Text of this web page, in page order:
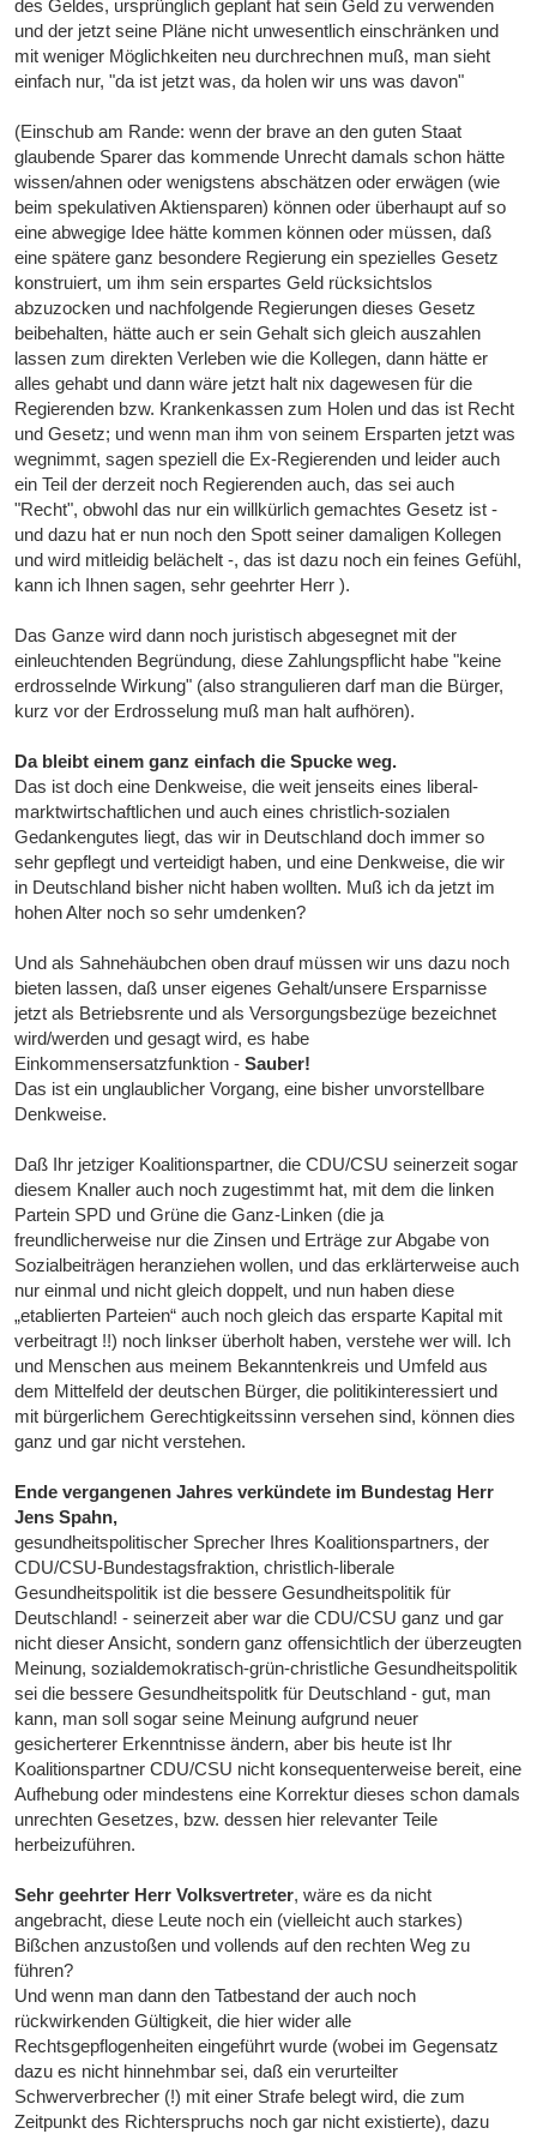
des Geldes, ursprünglich geplant hat sein Geld zu verwenden
und der jetzt seine Pläne nicht unwesentlich einschränken und
mit weniger Möglichkeiten neu durchrechnen muß, man sieht
einfach nur, "da ist jetzt was, da holen wir uns was davon"
(Einschub am Rande: wenn der brave an den guten Staat
glaubende Sparer das kommende Unrecht damals schon hätte
wissen/ahnen oder wenigstens abschätzen oder erwägen (wie
beim spekulativen Aktiensparen) können oder überhaupt auf so
eine abwegige Idee hätte kommen können oder müssen, daß
eine spätere ganz besondere Regierung ein spezielles Gesetz
konstruiert, um ihm sein erspartes Geld rücksichtslos
abzuzocken und nachfolgende Regierungen dieses Gesetz
beibehalten, hätte auch er sein Gehalt sich gleich auszahlen
lassen zum direkten Verleben wie die Kollegen, dann hätte er
alles gehabt und dann wäre jetzt halt nix dagewesen für die
Regierenden bzw. Krankenkassen zum Holen und das ist Recht
und Gesetz; und wenn man ihm von seinem Ersparten jetzt was
wegnimmt, sagen speziell die Ex-Regierenden und leider auch
ein Teil der derzeit noch Regierenden auch, das sei auch
"Recht", obwohl das nur ein willkürlich gemachtes Gesetz ist -
und dazu hat er nun noch den Spott seiner damaligen Kollegen
und wird mitleidig belächelt -, das ist dazu noch ein feines Gefühl,
kann ich Ihnen sagen, sehr geehrter Herr ).
Das Ganze wird dann noch juristisch abgesegnet mit der
einleuchtenden Begründung, diese Zahlungspflicht habe "keine
erdrosselnde Wirkung" (also strangulieren darf man die Bürger,
kurz vor der Erdrosselung muß man halt aufhören).
Da bleibt einem ganz einfach die Spucke weg.
Das ist doch eine Denkweise, die weit jenseits eines liberal-
marktwirtschaftlichen und auch eines christlich-sozialen
Gedankengutes liegt, das wir in Deutschland doch immer so
sehr gepflegt und verteidigt haben, und eine Denkweise, die wir
in Deutschland bisher nicht haben wollten. Muß ich da jetzt im
hohen Alter noch so sehr umdenken?
Und als Sahnehäubchen oben drauf müssen wir uns dazu noch
bieten lassen, daß unser eigenes Gehalt/unsere Ersparnisse
jetzt als Betriebsrente und als Versorgungsbezüge bezeichnet
wird/werden und gesagt wird, es habe
Einkommensersatzfunktion -Sauber!
Das ist ein unglaublicher Vorgang, eine bisher unvorstellbare
Denkweise.
Daß Ihr jetziger Koalitionspartner, die CDU/CSU seinerzeit sogar
diesem Knaller auch noch zugestimmt hat, mit dem die linken
Partein SPD und Grüne die Ganz-Linken (die ja
freundlicherweise nur die Zinsen und Erträge zur Abgabe von
Sozialbeiträgen heranziehen wollen, und das erklärterweise auch
nur einmal und nicht gleich doppelt, und nun haben diese
„etablierten Parteien“ auch noch gleich das ersparte Kapital mit
verbeitragt !!) noch linkser überholt haben, verstehe wer will. Ich
und Menschen aus meinem Bekanntenkreis und Umfeld aus
dem Mittelfeld der deutschen Bürger, die politikinteressiert und
mit bürgerlichem Gerechtigkeitssinn versehen sind, können dies
ganz und gar nicht verstehen.
Ende vergangenen Jahres verkündete im Bundestag Herr
Jens Spahn,
gesundheitspolitischer Sprecher Ihres Koalitionspartners, der
CDU/CSU-Bundestagsfraktion, christlich-liberale
Gesundheitspolitik ist die bessere Gesundheitspolitik für
Deutschland! - seinerzeit aber war die CDU/CSU ganz und gar
nicht dieser Ansicht, sondern ganz offensichtlich der überzeugten
Meinung, sozialdemokratisch-grün-christliche Gesundheitspolitik
sei die bessere Gesundheitspolitk für Deutschland - gut, man
kann, man soll sogar seine Meinung aufgrund neuer
gesicherterer Erkenntnisse ändern, aber bis heute ist Ihr
Koalitionspartner CDU/CSU nicht konsequenterweise bereit, eine
Aufhebung oder mindestens eine Korrektur dieses schon damals
unrechten Gesetzes, bzw. dessen hier relevanter Teile
herbeizuführen.
Sehr geehrter Herr Volksvertreter, wäre es da nicht
angebracht, diese Leute noch ein (vielleicht auch starkes)
Bißchen anzustoßen und vollends auf den rechten Weg zu
führen?
Und wenn man dann den Tatbestand der auch noch
rückwirkenden Gültigkeit, die hier wider alle
Rechtsgepflogenheiten eingeführt wurde (wobei im Gegensatz
dazu es nicht hinnehmbar sei, daß ein verurteilter
Schwerverbrecher (!) mit einer Strafe belegt wird, die zum
Zeitpunkt des Richterspruchs noch gar nicht existierte), dazu